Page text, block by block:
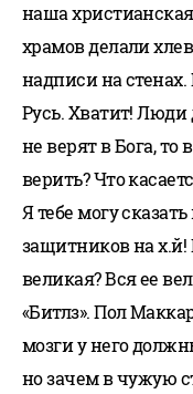
наша
храмов делали
надписи на
Русь. Хватит!
не верят в Бога,
верить? Что
Я тебе могу
защитников на х.й!
великая? Вся ее
«Битлз». Пол
мозги у него
но зачем в чужую